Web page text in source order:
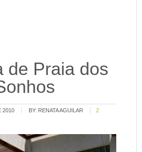
de Praia dos
2010 BY: RENATA AGUILAR
2